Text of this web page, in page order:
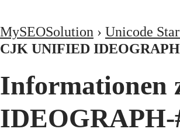
MySEOSolution › Unicode
CJK UNIFIED
Informationen
IDEOGRAPH-